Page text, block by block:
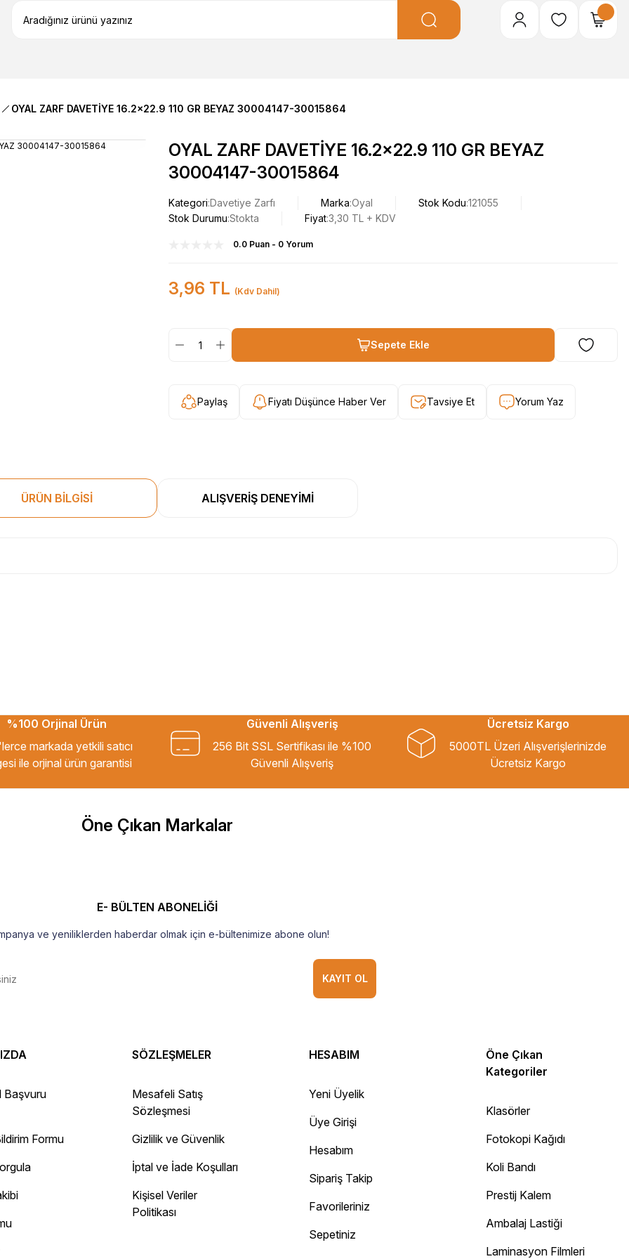
OYAL ZARF DAVETİYE 16.2x22.9 110 GR BEYAZ 30004147-30015864
OYAL ZARF DAVETİYE 16.2x22.9 110 GR BEYAZ
30004147-30015864
Kategori Davetiye Zarfı Marka Oyal Stok Kodu 121055
Stok Durumu Stokta Fiyat3,30 TL + KDV
0.0 Puan - 0 Yorum
3,96 TL (Kdv Dahil)
Sepete Ekle
Paylaş Fiyatı Düşünce Haber Ver Tavsiye Et Yorum Yaz
ÜRÜN BİLGİSİ ALIŞVERİŞ DENEYİMİ
ederim.
ederim.
site
%100 Orjinal Ürün
markada yetkili satıcı
ile orjinal ürün garantisi
Güvenli Alışveriş
256 Bit SSL Sertifikası ile %100
Güvenli Alışveriş
Ücretsiz Kargo
5000TL Üzeri Alışverişlerinizde
Ücretsiz Kargo
Öne Çıkan Markalar
E- BÜLTEN ABONELİĞİ
ve yeniliklerden haberdar olmak için e-bültenimize abone olun!
KAYIT OL
Başvuru
Formu
SÖZLEŞMELER
Mesafeli Satış
Sözleşmesi
Gizlilik ve Güvenlik
İptal ve İade Koşulları
Kişisel Veriler
Politikası
HESABIM
Yeni Üyelik
Üye Girişi
Hesabım
Sipariş Takip
Favorileriniz
Sepetiniz
Öne Çıkan
Kategoriler
Klasörler
Fotokopi Kağıdı
Koli Bandı
Prestij Kalem
Ambalaj Lastiği
Laminasyon Filmleri